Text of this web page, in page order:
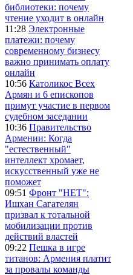
библиотеки: почему
чтение уходит в онлайн
11:28 Электронные
платежи: почему
современному бизнесу
важно принимать оплату
онлайн
10:56 Католикос Всех
Армян и 6 епископов
примут участие в первом
судебном заседании
10:36 Правительство
Армении: Когда
"естественный"
интеллект хромает,
искусственный уже не
поможет
09:51 Фронт "НЕТ":
Ишхан Сагателян
призвал к тотальной
мобилизации против
действий властей
09:22 Пешка в игре
титанов: Армения платит
за провалы команды